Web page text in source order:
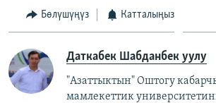
Auto 240p
720p
Бөлүшүңүз Катталыңыз
Даткабек Шабданбек уулу
"Азаттыктын" Оштогу
мамлекеттик